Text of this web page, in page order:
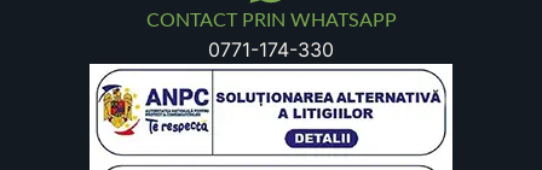
CONTACT PRIN WHATSAPP
0771-174-330